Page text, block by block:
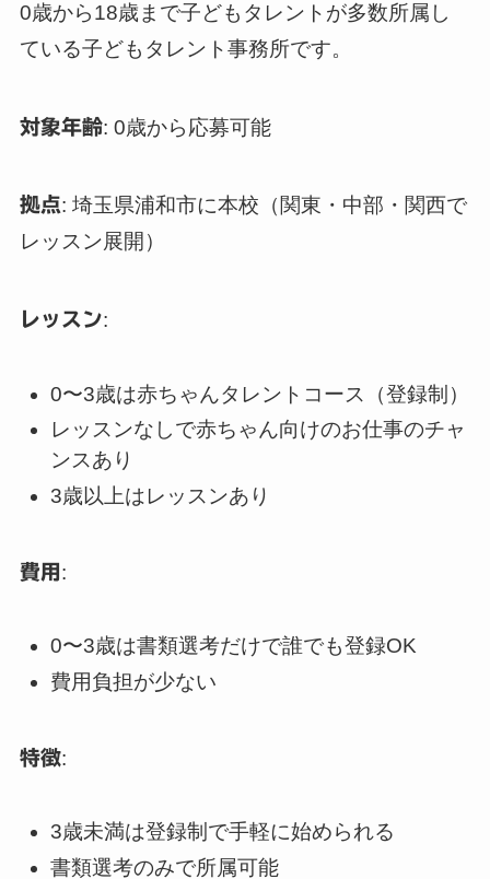
0歳から18歳まで子どもタレントが多数所属し
ている子どもタレント事務所です。
対象年齢: 0歳から応募可能
拠点: 埼玉県浦和市に本校（関東・中部・関西で
レッスン展開）
レッスン:
0〜3歳は赤ちゃんタレントコース（登録制）
レッスンなしで赤ちゃん向けのお仕事のチャ
ンスあり
3歳以上はレッスンあり
費用 :
0〜3歳は書類選考だけで誰でも登録OK
費用負担が少ない
特徴:
3歳未満は登録制で手軽に始められる
書類選考のみで所属可能